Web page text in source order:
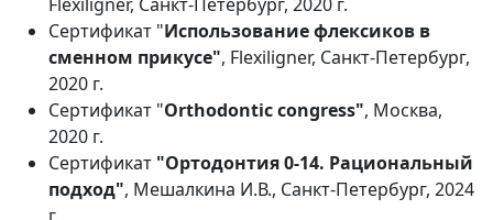
Сертификат "Использование флексиков в
сменном прикусе", Flexiligner, Санкт-Петербург,
2020 г.
Сертификат "Orthodontic congress", Москва,
2020 г.
Сертификат "Ортодонтия 0-14. Рациональный
подход", Мешалкина И.В., Санкт-Петербург, 2024